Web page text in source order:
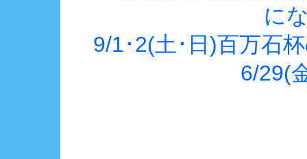
に
9/1･2(土･日)百万石
6/29(